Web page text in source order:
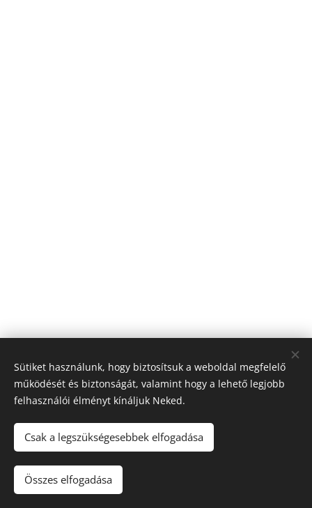
© 2026 Nagyfólia Kft. Minden jog fenntartva
Sütik
Sütiket használunk, hogy biztosítsuk a weboldal megfelelő
működését és biztonságát, valamint hogy a lehető legjobb
felhasználói élményt kínáljuk Neked.
Csak a legszükségesebbek elfogadása
Összes elfogadása